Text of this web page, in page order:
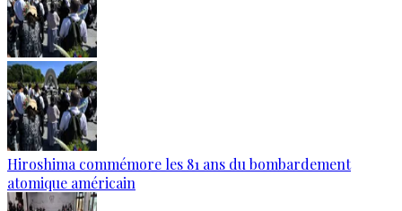
Hiroshima commémore les 81 ans du bombardement
atomique américain